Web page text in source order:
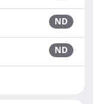
ND
ND